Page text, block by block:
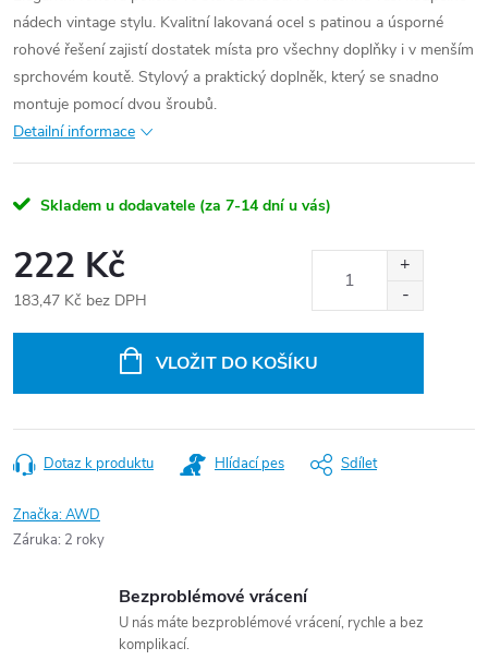
nádech vintage stylu. Kvalitní lakovaná ocel s patinou a úsporné
rohové řešení zajistí dostatek místa pro všechny doplňky i v menším
sprchovém koutě. Stylový a praktický doplněk, který se snadno
montuje pomocí dvou šroubů.
Detailní informace
Skladem u dodavatele (za 7-14 dní u vás)
222 Kč
183,47 Kč bez DPH
VLOŽIT DO KOŠÍKU
Dotaz k produktu Hlídací pes Sdílet
Značka:AWD
Záruka: 2 roky
Bezproblémové vrácení
U nás máte bezproblémové vrácení, rychle a bez
komplikací.